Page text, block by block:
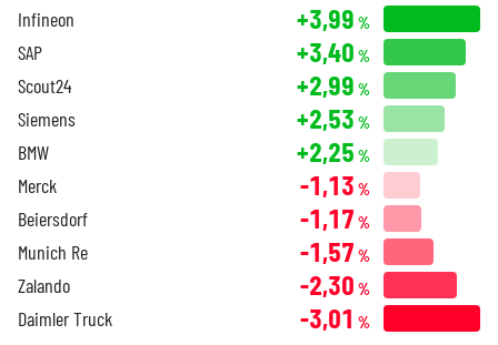
Infineon +3,99 %
SAP +3,40 %
Scout24 +2,99 %
Siemens +2,53 %
BMW +2,25 %
Merck -1,13 %
Beiersdorf -1,17 %
Munich Re -1,57 %
Zalando -2,30 %
Daimler Truck -3,01 %